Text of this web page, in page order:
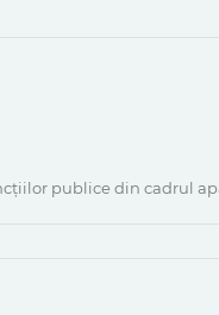
publice din cadrul